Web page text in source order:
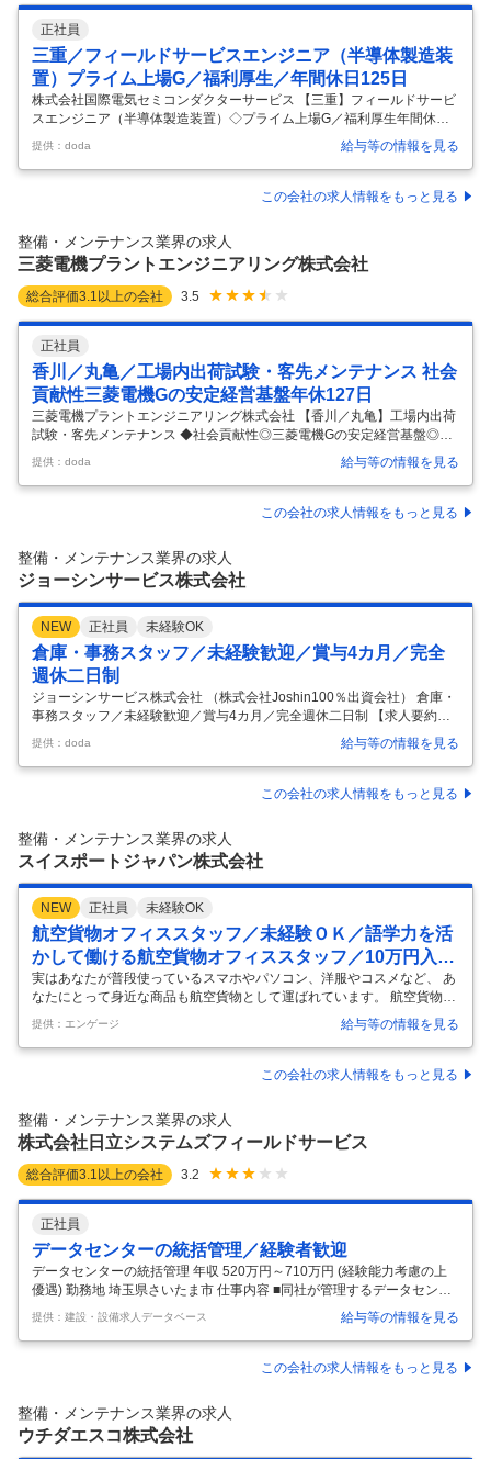
正社員
三重／フィールドサービスエンジニア（半導体製造装
置）プライム上場G／福利厚生／年間休日125日
株式会社国際電気セミコンダクターサービス 【三重】フィールドサービ
スエンジニア（半導体製造装置）◇プライム上場G／福利厚生年間休日1
25日 【仕事内容】 【三重】フィールドサービスエンジニア（半導体製
造装置）◇プライム上場G／福利厚生年間休日125日 【具体的な仕事内
容】 半導体製造装置（株式会社KOKUSAI ELECTRIC社製）の搬入、セ
ットアップから保守メンテナンス、改造などの業務に携わっていただき
様工場の既存装置への保守、改造、サービスプロダクトの提
提供：doda 給与等の情報を見る
この会社の求人情報をもっと見る
整備・メンテナンス業界の求人
三菱電機プラントエンジニアリング株式会社
総合評価3.1 以上の会社 3.5
正社員
香川／丸亀／工場内出荷試験・客先メンテナンス 社会
貢献性三菱電機Gの安定経営基盤年休127日
三菱電機プラントエンジニアリング株式会社 【香川／丸亀】工場内出荷
試験・客先メンテナンス ◆社会貢献性◎三菱電機Gの安定経営基盤◎年
休127日 【仕事内容】 【香川／丸亀】工場内出荷試験・客先メンテナン
ス ◆社会貢献性◎三菱電機Gの安定経営基盤◎年休127日 【具体的な仕
事内容】 ～技術力を長期的に高められる環境／三菱電機100％出資会社
／SDGs・再生可能エネルギーや産業に不可欠なインフラを支える／景
の工場内出荷試験を実施頂きます。 試験後は全国のビルや工場
提供：doda 給与等の情報を見る
この会社の求人情報をもっと見る
整備・メンテナンス業界の求人
ジョーシンサービス株式会社
NEW 正社員 未経験OK
倉庫・事務スタッフ／未経験歓迎／賞与4カ月／完全
週休二日制
ジョーシンサービス株式会社 （株式会社Joshin100％出資会社） 倉庫・
事務スタッフ／未経験歓迎／賞与4カ月／完全週休二日制 【求人要約】
★大手上場グループで安心！Joshin100％出資 ★未経験歓迎！異業種か
ら入社した先輩も多数活躍中 ★定着率97％！完全週休二日制／賞与4カ
月分 Joshinグループならではの安定感！ 腰を据えて長く働きませんか？
＼POINT！／ ◆Joshinグループの安定基盤！ ◆年収例390万円以上！ ◆
電量販店「 …
提供：doda 給与等の情報を見る
この会社の求人情報をもっと見る
整備・メンテナンス業界の求人
スイスポートジャパン株式会社
NEW 正社員 未経験OK
航空貨物オフィススタッフ／未経験ＯＫ／語学力を活
かして働ける航空貨物オフィススタッフ／10万円入社
祝い金／借上社宅／住宅手当
実はあなたが普段使っているスマホやパソコン、洋服やコスメなど、 あ
なたにとって身近な商品も航空貨物として運ばれています。 航空貨物が
あるからこそ、世界中の商品があなたの手元に届くのです。 国際物流を
支える“通関・貿易事務”で、 未経験から専門スキルを身につけません
か？ 成長性 × 安定性 × 社会的意義 成長性：航空貨物は今後20年間で2倍
に拡大！（年平均4％成長） 安定性：コロナ禍でも貨物需要は早期に回
のモノの流れを支える力になります。 具体的な仕事内容（CSA
提供：エンゲージ 給与等の情報を見る
この会社の求人情報をもっと見る
整備・メンテナンス業界の求人
株式会社日立システムズフィールドサービス
総合評価3.1 以上の会社 3.2
正社員
データセンターの統括管理／経験者歓迎
データセンターの統括管理 年収 520万円～710万円 (経験能力考慮の上
優遇) 勤務地 埼玉県さいたま市 仕事内容 ■同社が管理するデータセンタ
ーにおける、電気・機械設備の管理・運用業務をご担当いただきます。
※基本的にメンテナンスするのは協力会社の方となるため、メンテナン
ス担当者の管理業務および、オーナーや親会社の担当者との折衝業務が
メインとなります。 【具体的には】 ■設備運用の設計支援（障害対策手
ント管理、トラブル管理、変更管理等） ■障害対策訓練、
提供：建設・設備求人データベース 給与等の情報を見る
この会社の求人情報をもっと見る
整備・メンテナンス業界の求人
ウチダエスコ株式会社